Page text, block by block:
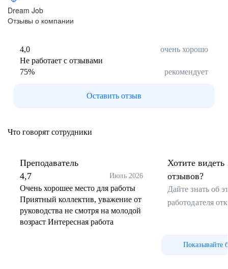
Dream Job
Отзывы о компании
4,0
очень хорошо
Не работает с отзывами
75% рекомендует
Оставить отзыв
Что говорят сотрудники
Преподаватель
4,7
Июль 2026
Очень хорошее место для работы
Приятный коллектив, уважение от
руководства не смотря на молодой
возраст Интересная работа
Хотите видеть
отзывов?
Дайте знать об
работодателя
Показывайте